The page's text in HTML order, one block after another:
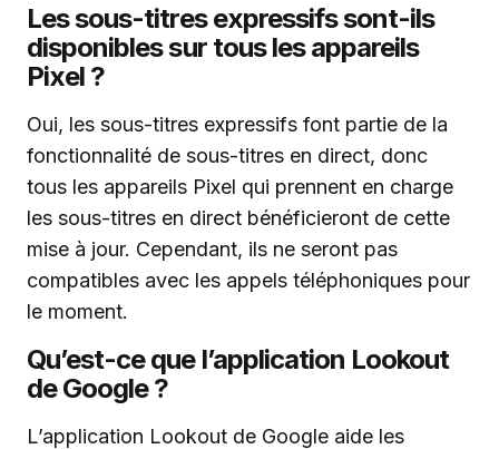
Les sous-titres expressifs sont-ils
disponibles sur tous les appareils
Pixel ?
Oui, les sous-titres expressifs font partie de la
fonctionnalité de sous-titres en direct, donc
tous les appareils Pixel qui prennent en charge
les sous-titres en direct bénéficieront de cette
mise à jour. Cependant, ils ne seront pas
compatibles avec les appels téléphoniques pour
le moment.
Qu’est-ce que l’application Lookout
de Google ?
L’application Lookout de Google aide les